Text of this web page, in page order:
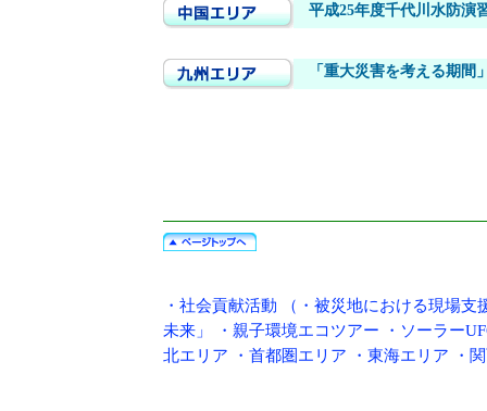
平成25年度千代川水防演
「重大災害を考える期間
・ 社会貢献活動 （・ 被災地における現場支
未来」
・ 親子環境エコツアー ・ ソーラー
北エリア ・ 首都圏エリア ・ 東海エリア ・